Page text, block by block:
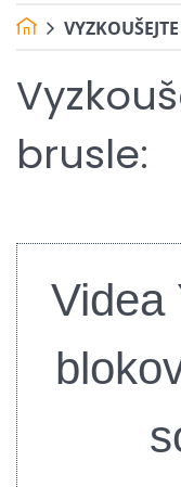
brusle:
Videa